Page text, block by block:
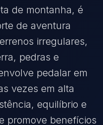
de montanha, é
de aventura
irregulares,
pedras e
pedalar em
vezes em alta
equilíbrio e
promove benefícios